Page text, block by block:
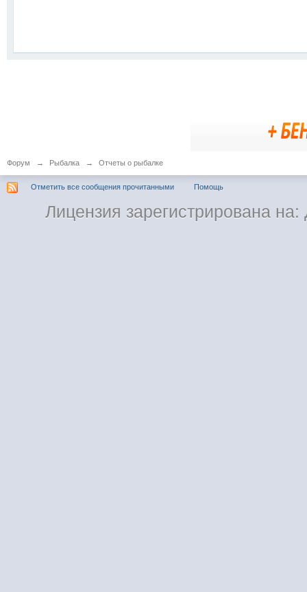
Форум → Рыбалка → Отчеты о рыбалке
Отметить все сообщения прочитанными Помощь
Лицензия зарегистрирована